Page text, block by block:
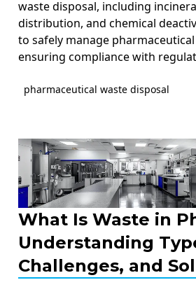
waste disposal, including
distribution, and chemical
to safely manage
ensuring compliance with
pharmaceutical waste disposal
What Is Waste in
Understanding
Challenges, and